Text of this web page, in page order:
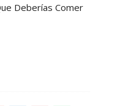
Deberías Comer